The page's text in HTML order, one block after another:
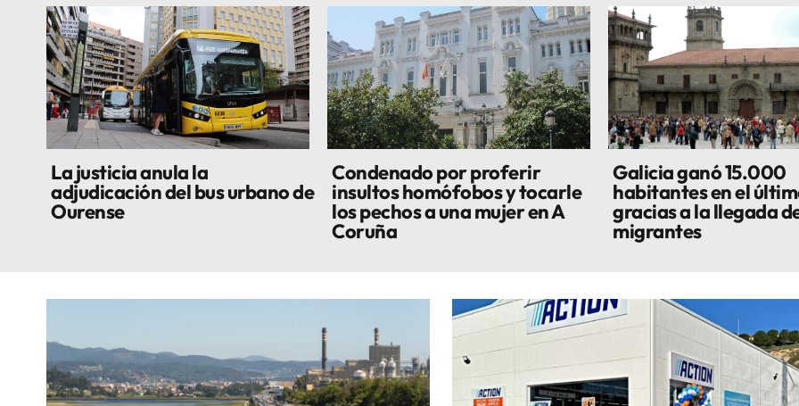
La justicia anula la
adjudicación del bus urbano de
Ourense
Condenado por proferir
insultos homófobos y tocarle
los pechos a una mujer en A
Coruña
Galicia ganó 15.000
habitantes en el
gracias a la llegada
migrantes